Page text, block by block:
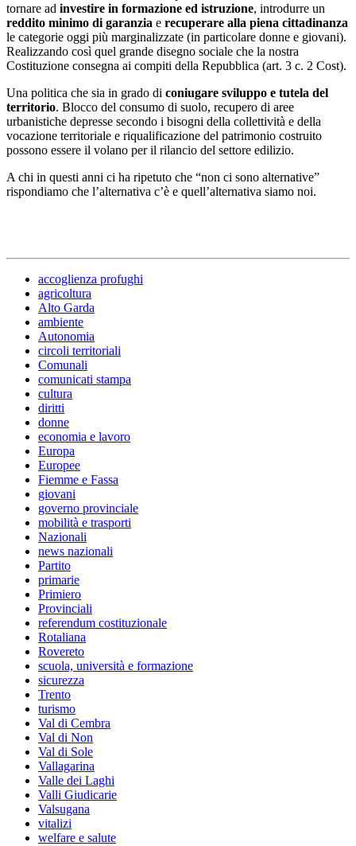
tornare ad investire in formazione ed istruzione, introdurre un
reddito minimo di garanzia e recuperare alla piena cittadinanza
le categorie oggi più marginalizzate (in particolare donne e giovani).
Realizzando così quel grande disegno sociale che la nostra
Costituzione consegna ai compiti della Repubblica (art. 3 c. 2 Cost).
Una politica che sia in grado di coniugare sviluppo e tutela del
territorio. Blocco del consumo di suolo, recupero di aree
urbanistiche depresse secondo i bisogni della collettività e della
vocazione territoriale e riqualificazione del patrimonio costruito
possono essere il volano per il rilancio del settore edilizio.
A chi in questi anni ci ha ripetuto che “non ci sono alternative”
rispondiamo che l’alternativa c’è e quell’alternativa siamo noi.
accoglienza profughi
agricoltura
Alto Garda
ambiente
Autonomia
circoli territoriali
Comunali
comunicati stampa
cultura
diritti
donne
economia e lavoro
Europa
Europee
Fiemme e Fassa
giovani
governo provinciale
mobilità e trasporti
Nazionali
news nazionali
Partito
primarie
Primiero
Provinciali
referendum costituzionale
Rotaliana
Rovereto
scuola, università e formazione
sicurezza
Trento
turismo
Val di Cembra
Val di Non
Val di Sole
Vallagarina
Valle dei Laghi
Valli Giudicarie
Valsugana
vitalizi
welfare e salute